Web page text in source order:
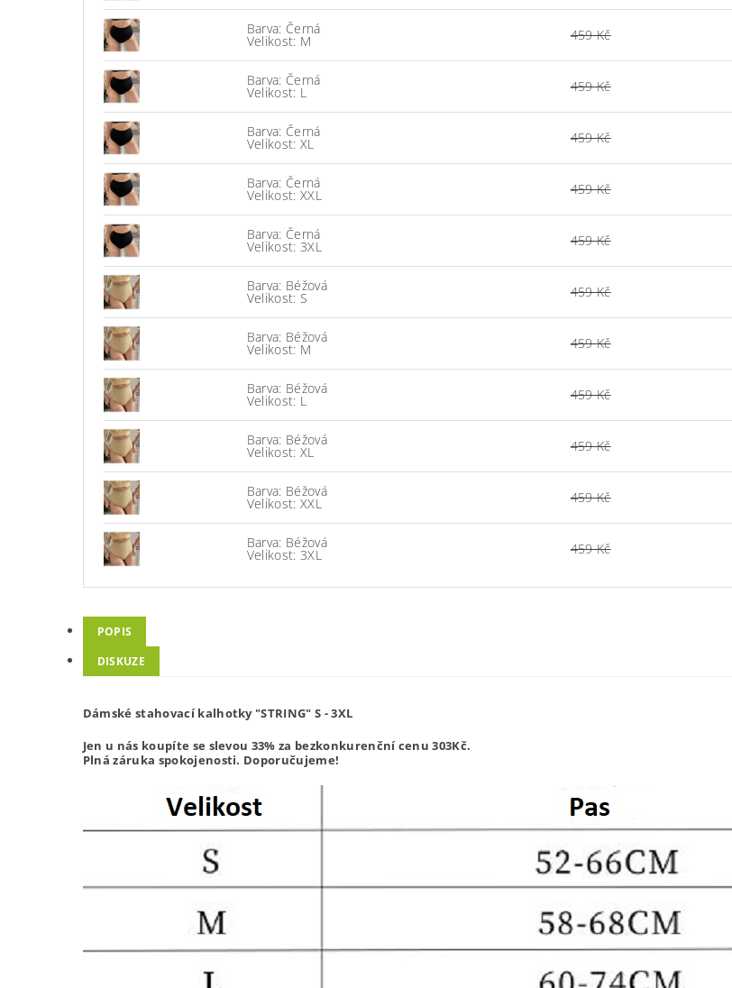
Barva: Černá
Velikost: M 459 Kč
Barva: Černá
Velikost: L 459 Kč
Barva: Černá
Velikost: XL 459 Kč
Barva: Černá
Velikost: XXL 459 Kč
Barva: Černá
Velikost: 3XL 459 Kč
Barva: Béžová
Velikost: S 459 Kč
Barva: Béžová
Velikost: M 459 Kč
Barva: Béžová
Velikost: L 459 Kč
Barva: Béžová
Velikost: XL 459 Kč
Barva: Béžová
Velikost: XXL 459 Kč
Barva: Béžová
Velikost: 3XL 459 Kč
POPIS
DISKUZE
Dámské stahovací kalhotky "STRING" S - 3XL
Jen u nás koupíte se slevou 33% za bezkonkurenční cenu 303Kč.
Plná záruka spokojenosti. Doporučujeme!